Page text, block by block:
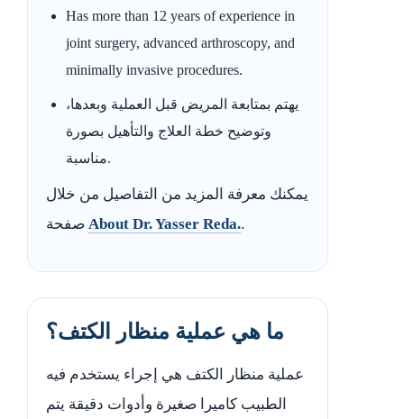
Has more than 12 years of experience in
joint surgery, advanced arthroscopy, and
minimally invasive procedures.
يهتم بمتابعة المريض قبل العملية وبعدها،
وتوضيح خطة العلاج والتأهيل بصورة
مناسبة.
يمكنك معرفة المزيد من التفاصيل من خلال
About Dr. Yasser Reda..
ما هي عملية منظار الكتف؟
عملية منظار الكتف هي إجراء يستخدم فيه
الطبيب كاميرا صغيرة وأدوات دقيقة يتم